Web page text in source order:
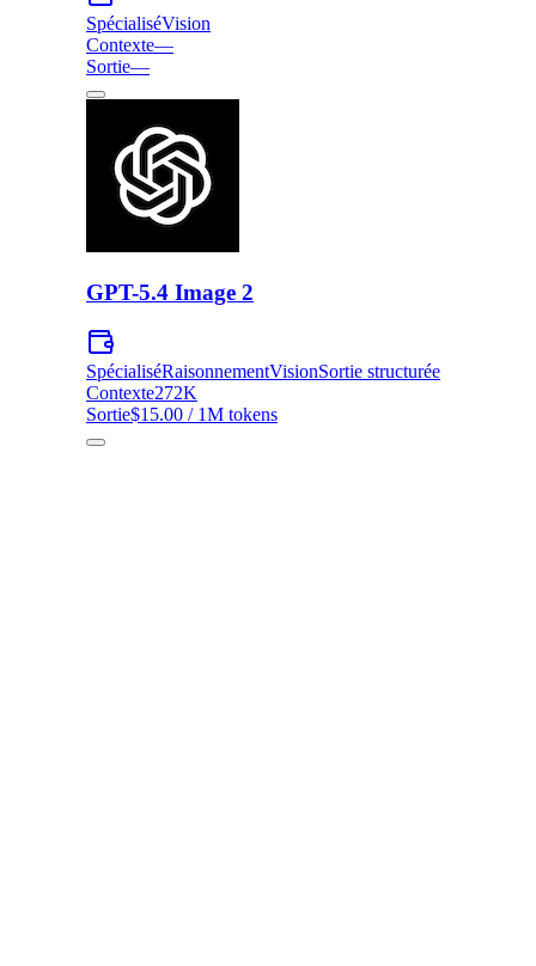
SpécialiséVision
Contexte—
Sortie—
GPT-5.4 Image 2
SpécialiséRaisonnementVisionSortie structurée
Contexte272K
Sortie$15.00 / 1M tokens